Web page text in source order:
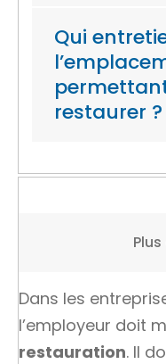
Qui
restaurer ?
Dans les
l’employeur doit
restauration. Il